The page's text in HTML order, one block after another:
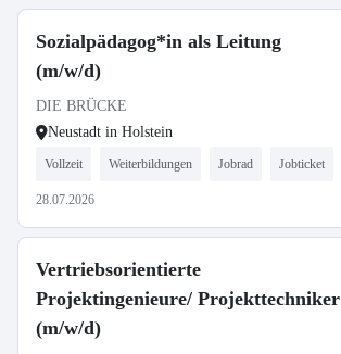
Sozialpädagog*in als Leitung
(m/w/d)
DIE BRÜCKE
Neustadt in Holstein
Vollzeit Weiterbildungen Jobrad Jobticket
28.07.2026
Vertriebsorientierte
Projektingenieure/ Projekttechniker
(m/w/d)